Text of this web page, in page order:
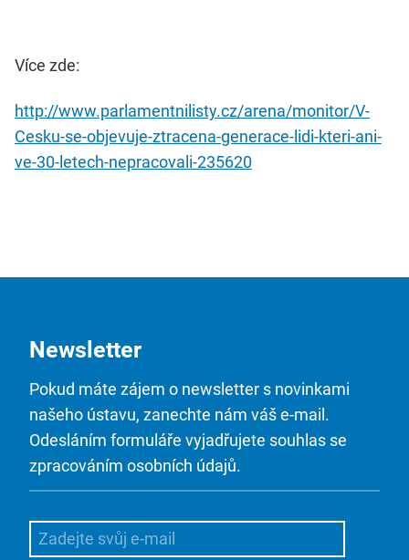
Více zde:
http://www.parlamentnilisty.cz/arena/monitor/V-
Cesku-se-objevuje-ztracena-generace-lidi-kteri-ani-
ve-30-letech-nepracovali-235620
Newsletter
Pokud máte zájem o newsletter s novinkami
našeho ústavu, zanechte nám váš e-mail.
Odesláním formuláře vyjadřujete souhlas se
zpracováním osobních údajů.